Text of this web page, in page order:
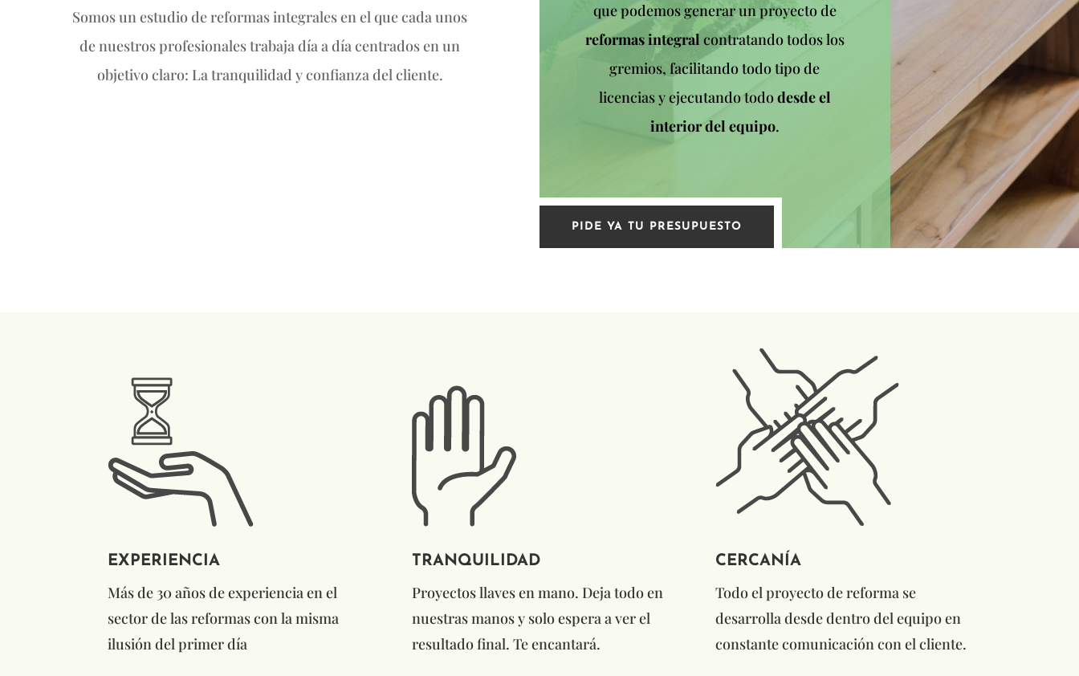
Somos un estudio de reformas integrales en el que cada unos
de nuestros profesionales trabaja día a día centrados en un
objetivo claro: La tranquilidad y confianza del cliente.
que podemos generar un proyecto de
reformas integral contratando todos los
gremios, facilitando todo tipo de
licencias y ejecutando tododesde el
interior del equipo.
PIDE YA TU PRESUPUESTO
EXPERIENCIA
Más de 30 años de experiencia en el
sector de las reformas con la misma
ilusión del primer día
TRANQUILIDAD
Proyectos llaves en mano. Deja todo en
nuestras manos y solo espera a ver el
resultado final. Te encantará.
CERCANÍA
Todo el proyecto de reforma se
desarrolla desde dentro del equipo en
constante comunicación con el cliente.